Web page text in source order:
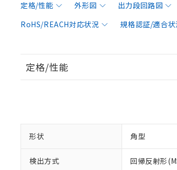
定格/性能 外形図 出力段回路図
RoHS/REACH対応状況
規格認証/適合状
定格/性能
形状 角型
検出方式 回帰反射形